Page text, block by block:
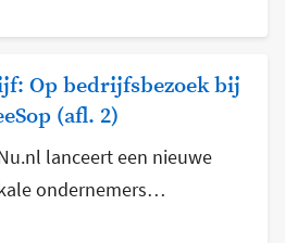
Op bedrijfsbezoek bij
(afl. 2)
lanceert een nieuwe
ondernemers…